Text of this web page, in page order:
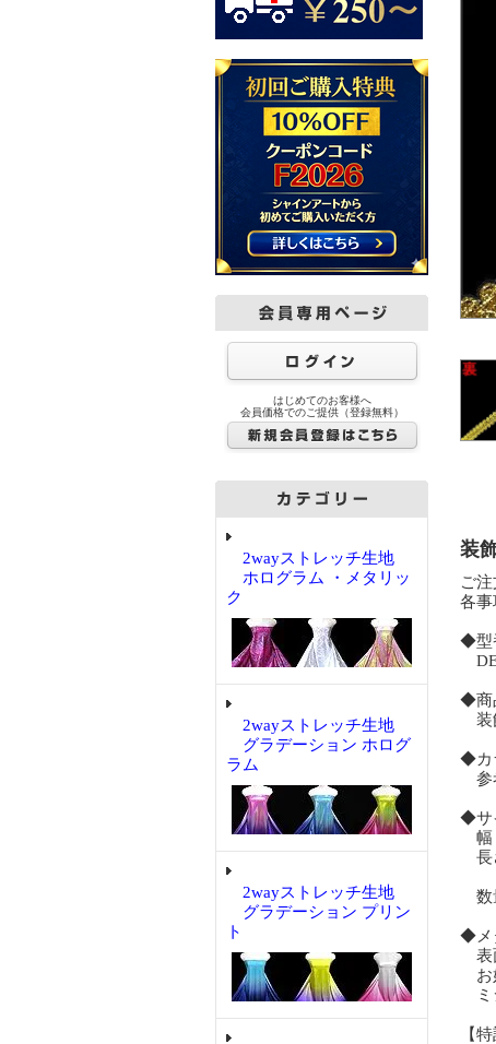
はじめてのお客様へ
会員価格でのご提供（登録無料）
2wayストレッチ生地
ホログラム ・メタリッ
ク
2wayストレッチ生地
グラデーション ホログ
ラム
2wayストレッチ生地
グラデーション プリン
ト
装
ご
各事
◆型
◆商
装
◆カ
参
◆サ
幅
長
数
◆メ
表
お
ミ
【